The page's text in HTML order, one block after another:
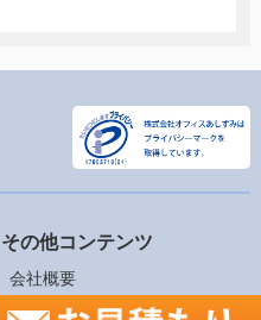
その他コンテンツ
会社概要
軽作業リスト